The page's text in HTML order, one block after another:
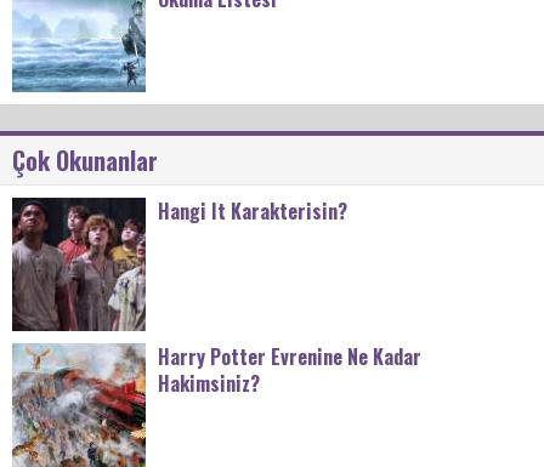
Çok Okunanlar
Hangi It Karakterisin?
Harry Potter Evrenine Ne Kadar
Hakimsiniz?